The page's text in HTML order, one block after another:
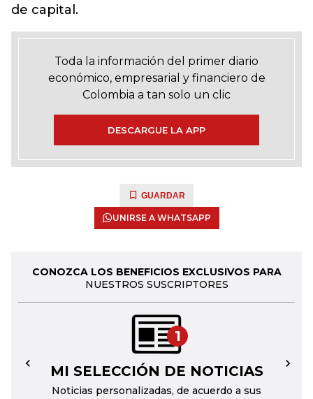
de capital.
Toda la información del primer diario
económico, empresarial y financiero de
Colombia a tan solo un clic
DESCARGUE LA APP
GUARDAR
UNIRSE A WHATSAPP
CONOZCA LOS BENEFICIOS EXCLUSIVOS PARA
NUESTROS SUSCRIPTORES
1
MI SELECCIÓN DE NOTICIAS
Noticias personalizadas, de acuerdo a sus
← →